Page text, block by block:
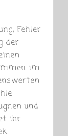
Fehler
der
im
und
ihr